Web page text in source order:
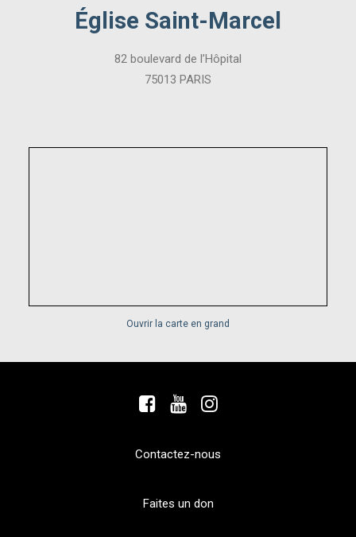
Église Saint-Marcel
82 boulevard de l’Hôpital
75013 PARIS
Ouvrir la carte en grand
Contactez-nous
Faites un don